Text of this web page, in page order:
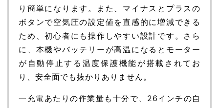
り簡単になります。また、マイナスとプラスの
ボタンで空気圧の設定値を直感的に増減できる
ため、初心者にも操作しやすい設計です。さら
に、本機やバッテリーが高温になるとモーター
が自動停止する温度保護機能が搭載されてお
り、安全面でも抜かりありません。
一充電あたりの作業量も十分で、26インチの自